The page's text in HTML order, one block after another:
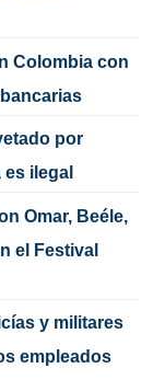
Colombia con
por
ilegal
Omar, Beéle,
el Festival
y militares
empleados